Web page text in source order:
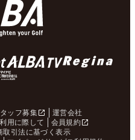
ッフ募集
運営会社
用に際して
会員規約
取引法に基づく表示